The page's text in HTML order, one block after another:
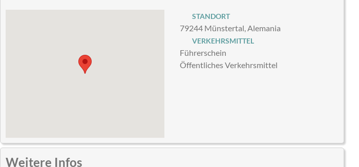
STANDORT
79244 Münstertal, Alemania
VERKEHRSMITTEL
Führerschein
Öffentliches Verkehrsmittel
Weitere Infos